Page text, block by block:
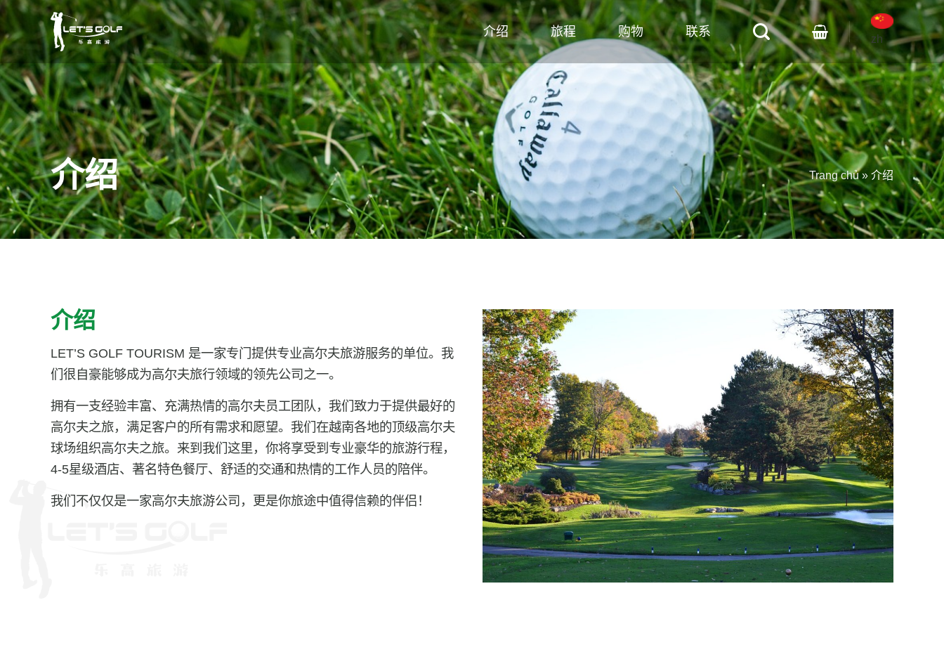
Skip
to
content
介绍 旅程 购物 联系
zh
介绍 Trang chủ» 介绍
介绍
LET’S GOLF TOURISM 是一家专门提供专业高尔夫旅游服务的单位。我
们很自豪能够成为高尔夫旅行领域的领先公司之一。
拥有一支经验丰富、充满热情的高尔夫员工团队，我们致力于提供最好的
高尔夫之旅，满足客户的所有需求和愿望。我们在越南各地的顶级高尔夫
球场组织高尔夫之旅。来到我们这里，你将享受到专业豪华的旅游行程，
4-5星级酒店、著名特色餐厅、舒适的交通和热情的工作人员的陪伴。
我们不仅仅是一家高尔夫旅游公司，更是你旅途中值得信赖的伴侣！